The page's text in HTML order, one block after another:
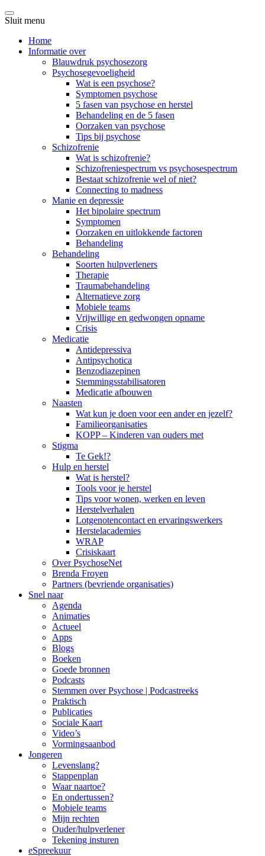
Sluit menu
Home
Informatie over
Blauwdruk psychosezorg
Psychosegevoeligheid
Wat is een psychose?
Symptomen psychose
5 fasen van psychose en herstel
Behandeling en de 5 fasen
Oorzaken van psychose
Tips bij psychose
Schizofrenie
Wat is schizofrenie?
Schizofreniespectrum vs psychosespectrum
Bestaat schizofrenie wel of niet?
Connecting to madness
Manie en depressie
Het bipolaire spectrum
Symptomen
Oorzaken en uitlokkende factoren
Behandeling
Behandeling
Soorten hulpverleners
Therapie
Traumabehandeling
Alternatieve zorg
Mobiele teams
Vrijwillige en gedwongen opname
Crisis
Medicatie
Antidepressiva
Antipsychotica
Benzodiazepinen
Stemmingsstabilisatoren
Medicatie afbouwen
Naasten
Wat kun je doen voor een ander en jezelf?
Familieorganisaties
KOPP – Kinderen van ouders met
Stigma
Te Gek!?
Hulp en herstel
Wat is herstel?
Tools voor je herstel
Tips voor wonen, werken en leven
Herstelverhalen
Lotgenotencontact en ervaringswerkers
Herstelacademies
WRAP
Crisiskaart
Over PsychoseNet
Brenda Froyen
Partners (bevriende organisaties)
Snel naar
Agenda
Animaties
Actueel
Apps
Blogs
Boeken
Goede bronnen
Podcasts
Stemmen over Psychose | Podcastreeks
Praktisch
Publicaties
Sociale Kaart
Video’s
Vormingsaanbod
Jongeren
Levenslang?
Stappenplan
Waar naartoe?
En ondertussen?
Mobiele teams
Mijn rechten
Ouder/hulpverlener
Tekening insturen
eSpreekuur